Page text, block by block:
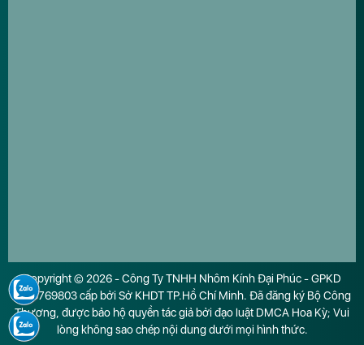
Copyright © 2026 - Công Ty TNHH Nhôm Kính Đại Phúc - GPKD
0316769803 cấp bởi Sở KHDT TP.Hồ Chí Minh. Đã đăng ký Bộ Công
Thương, được bảo hộ quyền tác giả bởi đạo luật DMCA Hoa Kỳ; Vui
lòng không sao chép nội dung dưới mọi hình thức.